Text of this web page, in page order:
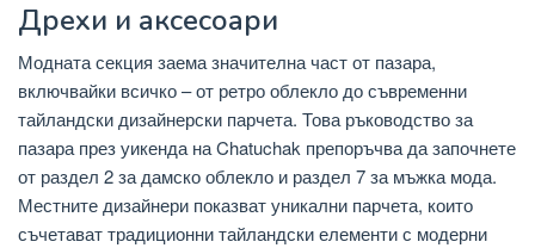
Дрехи и аксесоари
Модната секция заема значителна част от пазара,
включвайки всичко – от ретро облекло до съвременни
тайландски дизайнерски парчета. Това ръководство за
пазара през уикенда на Chatuchak препоръчва да започнете
от раздел 2 за дамско облекло и раздел 7 за мъжка мода.
Местните дизайнери показват уникални парчета, които
съчетават традиционни тайландски елементи с модерни